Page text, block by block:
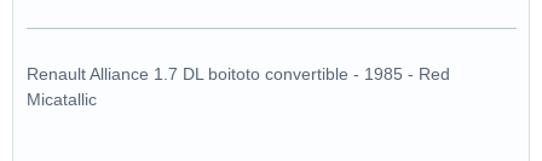
Renault Alliance 1.7 DL boitoto convertible - 1985 - Red
Micatallic